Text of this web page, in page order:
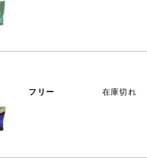
フリー 在庫切れ